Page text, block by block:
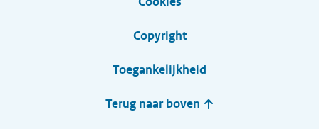
Copyright
Toegankelijkheid
Terug naar boven